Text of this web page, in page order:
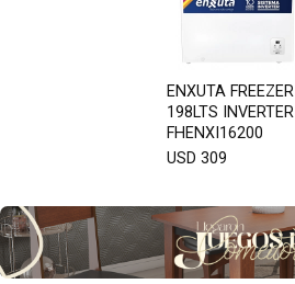
ENXUTA FREEZER
198LTS INVERTER
FHENXI16200
USD 309